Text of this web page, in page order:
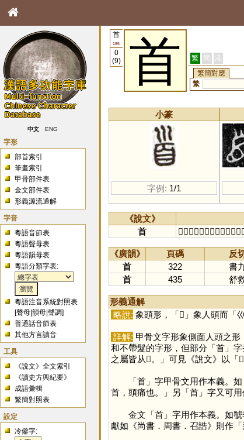
中文 ENG
字形
部首索引
筆畫索引
甲骨部件表
金文部件表
形義源流通解
字音
粵語音節表
粵語聲母表
粵語韻母表
粵語分類字表:
粵語注音系統對照表
[聲母 |韻母 |聲調]
普通話音節表
其他方言讀音
工具
《說文》全文索引
《讀史方輿紀要》
成語彙輯
繁簡對照表
設定
冷僻字:
首
185
0
(9)
首 繁 簡 港
繁簡對應
繁
小篆
字例: 1/1
《說文》
首
𦣻同，古文𦣻也。巛象髮
《廣韻》 頁碼 反
首
322
書
首
435 舒
形義通解
略說: 象頭形，「𦣻 」象人頭而「
詳解: 甲骨文字形象側面人頭之
和不帶髮的字形，但部分「首」字
之屬皆从𩠐。」可見《說文》以「𦣻
「首」字甲骨文用作本義。
首，頭痛也。」另「首」字又可用
金文「首」字用作本義。如
獻如《尚書．周書．召誥》則作